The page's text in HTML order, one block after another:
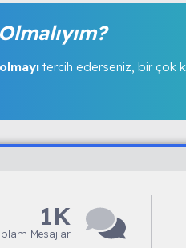
tercih ederseniz, bir çok
1K
Mesajlar